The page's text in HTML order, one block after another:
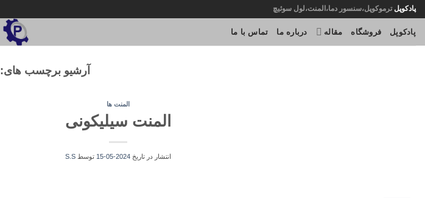
Skip
content
پادکوپلترموکوپل،سنسور دما،المنت،لول سوئیچ
پادکوپل فروشگاه مقاله درباره ما تماس با ما
آرشیو برچسب های:
المنت ها
المنت سیلیکونی
انتشار در تاریخ 2024-05-15 توسط S.S